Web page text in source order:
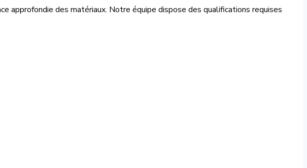
approfondie des matériaux. Notre équipe dispose des qualifications requises